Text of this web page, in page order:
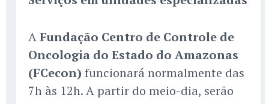
AFundação Centro de Controle de
Oncologia do Estado do Amazonas
(FCecon) funcionará normalmente das
7h às 12h. A partir do meio-dia, serão